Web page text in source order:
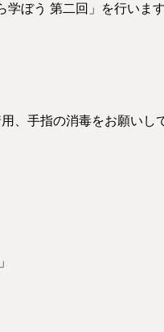
ぼう 第二回」を行います
、手指の消毒をお願いし